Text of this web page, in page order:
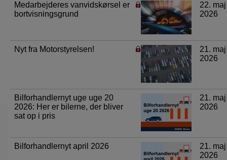
Medarbejderes vanvidskørsel er
bortvisningsgrund
22. maj
2026
Nyt fra Motorstyrelsen!
21. maj
2026
Bilforhandlernyt uge uge 20
2026: Her er bilerne, der bliver
sat op i pris
21. maj
2026
Bilforhandlernyt april 2026
21. maj
2026